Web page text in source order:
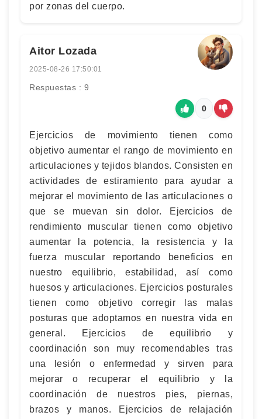
por zonas del cuerpo.
Aitor Lozada
2025-08-26 17:50:01
Respuestas : 9
0
Ejercicios de movimiento tienen como
objetivo aumentar el rango de movimiento en
articulaciones y tejidos blandos. Consisten en
actividades de estiramiento para ayudar a
mejorar el movimiento de las articulaciones o
que se muevan sin dolor. Ejercicios de
rendimiento muscular tienen como objetivo
aumentar la potencia, la resistencia y la
fuerza muscular reportando beneficios en
nuestro equilibrio, estabilidad, así como
huesos y articulaciones. Ejercicios posturales
tienen como objetivo corregir las malas
posturas que adoptamos en nuestra vida en
general. Ejercicios de equilibrio y
coordinación son muy recomendables tras
una lesión o enfermedad y sirven para
mejorar o recuperar el equilibrio y la
coordinación de nuestros pies, piernas,
brazos y manos. Ejercicios de relajación